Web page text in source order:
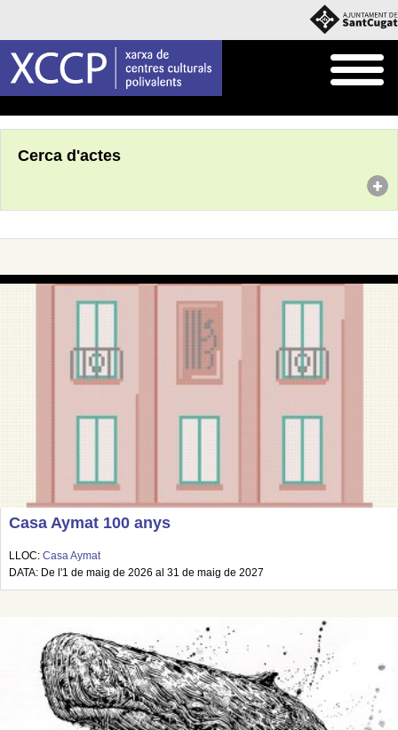
Cerca d'actes
Casa Aymat 100 anys
LLOC: Casa Aymat
DATA: De l'1 de maig de 2026 al 31 de maig de 2027